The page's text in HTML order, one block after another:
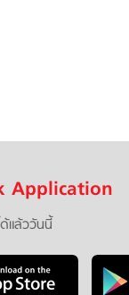
Application
แล้ววันนี้